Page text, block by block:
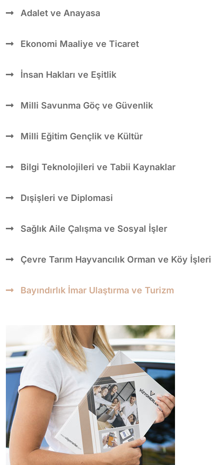
Adalet ve Anayasa
Ekonomi Maaliye ve Ticaret
İnsan Hakları ve Eşitlik
Milli Savunma Göç ve Güvenlik
Milli Eğitim Gençlik ve Kültür
Bilgi Teknolojileri ve Tabii Kaynaklar
Dışişleri ve Diplomasi
Sağlık Aile Çalışma ve Sosyal İşler
Çevre Tarım Hayvancılık Orman ve Köy İşleri
Bayındırlık İmar Ulaştırma ve Turizm